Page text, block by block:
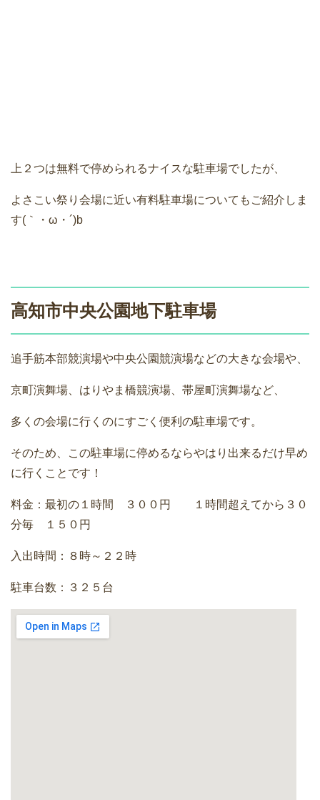
上２つは無料で停められるナイスな駐車場でしたが、
よさこい祭り会場に近い有料駐車場についてもご紹介しま
す(｀・ω・´)b
高知市中央公園地下駐車場
追手筋本部競演場や中央公園競演場などの大きな会場や、
京町演舞場、はりやま橋競演場、帯屋町演舞場など、
多くの会場に行くのにすごく便利の駐車場です。
そのため、この駐車場に停めるならやはり出来るだけ早め
に行くことです！
料金：最初の１時間 ３００円 １時間超えてから３０
分毎 １５０円
入出時間：８時～２２時
駐車台数：３２５台